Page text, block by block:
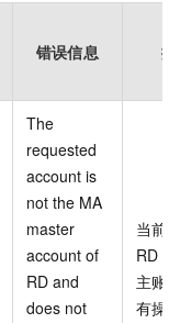
错误信息
The
requested
account is
not the MA
master
account of
RD and
does not
当前
RD
主账
有操